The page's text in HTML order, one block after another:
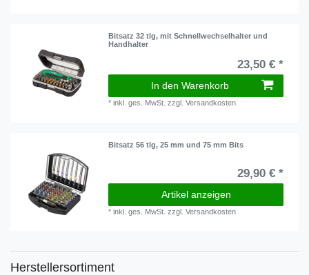
Bitsatz 32 tlg, mit Schnellwechselhalter und
Handhalter
23,50 € *
In den Warenkorb
*inkl. ges. MwSt. zzgl.Versandkosten
Bitsatz 56 tlg, 25 mm und 75 mm Bits
29,90 € *
Artikel anzeigen
*inkl. ges. MwSt. zzgl.Versandkosten
Herstellersortiment